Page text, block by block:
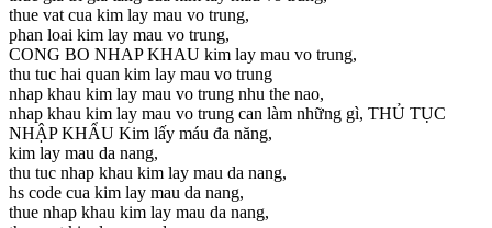
thue vat cua kim lay mau vo trung,
phan loai kim lay mau vo trung,
CONG BO NHAP KHAU kim lay mau vo trung,
thu tuc hai quan kim lay mau vo trung
nhap khau kim lay mau vo trung nhu the nao,
nhap khau kim lay mau vo trung can làm những gì, THỦ TỤC
NHẬP KHẨU Kim lấy máu đa năng,
kim lay mau da nang,
thu tuc nhap khau kim lay mau da nang,
hs code cua kim lay mau da nang,
thue nhap khau kim lay mau da nang,